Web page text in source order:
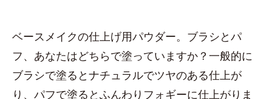
ベースメイクの仕上げ用パウダー。ブラシとパ
フ、あなたはどちらで塗っていますか？一般的に
ブラシで塗るとナチュラルでツヤのある仕上が
り、パフで塗るとふんわりフォギーに仕上がりま